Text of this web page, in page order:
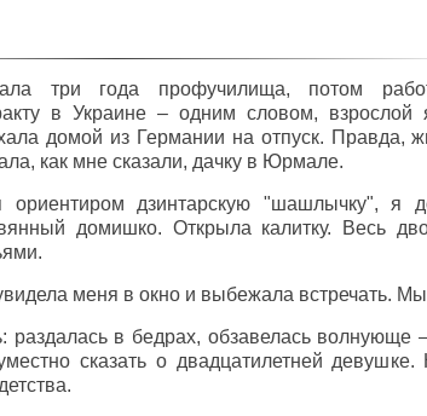
три года профучилища, потом
в Украине – одним словом,
домой из Германии на отпуск. Правда,
как мне сказали, дачку в Юрмале.
ориентиром дзинтарскую "шашлычку", я
домишко. Открыла калитку. Весь
меня в окно и выбежала встречать. Мы
раздалась в бедрах, обзавелась
сказать о двадцатилетней